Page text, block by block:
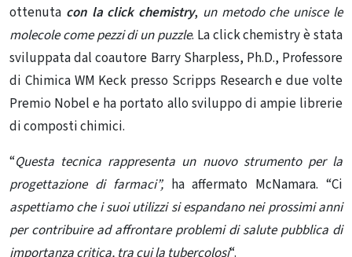
ottenuta con la click chemistry, un metodo che unisce le
molecole come pezzi di un puzzle. La click chemistry è stata
sviluppata dal coautore Barry Sharpless, Ph.D., Professore
di Chimica WM Keck presso Scripps Research e due volte
Premio Nobel e ha portato allo sviluppo di ampie librerie
di composti chimici.
“Questa tecnica rappresenta un nuovo strumento per la
progettazione di farmaci”,ha affermato McNamara. “Ci
aspettiamo che i suoi utilizzi si espandano nei prossimi anni
per contribuire ad affrontare problemi di salute pubblica di
importanza critica, tra cui la tubercolosi“.